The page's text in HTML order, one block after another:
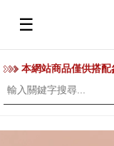
☰
本網站商品僅供搭配